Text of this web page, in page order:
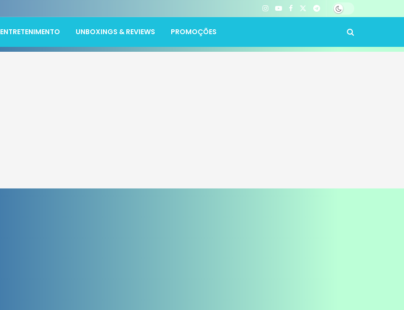
ENTRETENIMENTO UNBOXINGS & REVIEWS PROMOÇÕES